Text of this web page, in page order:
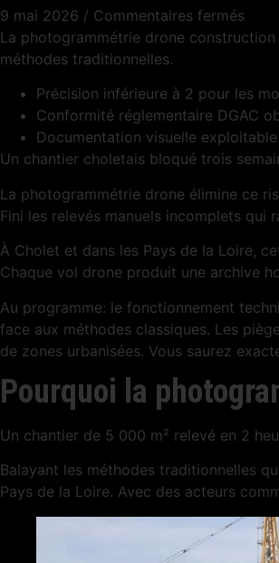
9 mai 2026 / Commentaires fermés
La photogrammétrie drone
méthodes traditionnelles.
Précision inférieure à 2 pour les
Conformité réglementaire DGAC
Documentation visuelle
Un chantier choletais bloqué trois
La photogrammétrie drone élimine ce
Fini les relevés manuels incomplets qui
À Cholet et dans les Pays de la Loire,
Chaque vol drone produit une archive
Au programme: le fonctionnement
face aux méthodes classiques. Les
de zones urbanisées. Vous saurez
Pourquoi la
Un chantier de 5 000 m² relevé en 2
Balayant les méthodes traditionnelles
Pays de la Loire. Avec des acteurs